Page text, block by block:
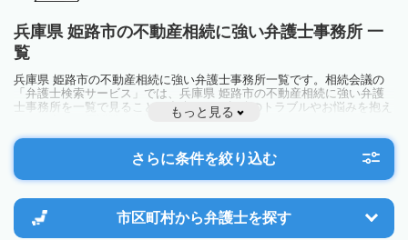
兵庫県 姫路市の不動産相続に強い弁護士事務所 一
覧
兵庫県 姫路市の不動産相続に強い弁護士事務所一覧です。相続会議の
「弁護士検索サービス」では、兵庫県 姫路市の不動産相続に強い弁護
士事務所を一覧で見ることが出来ます。相続のトラブルやお悩みを抱え
ている方は一度近隣の弁護士に相談してみましょう。
もっと見る
さらに条件を絞り込む
市区町村から弁護士を探す